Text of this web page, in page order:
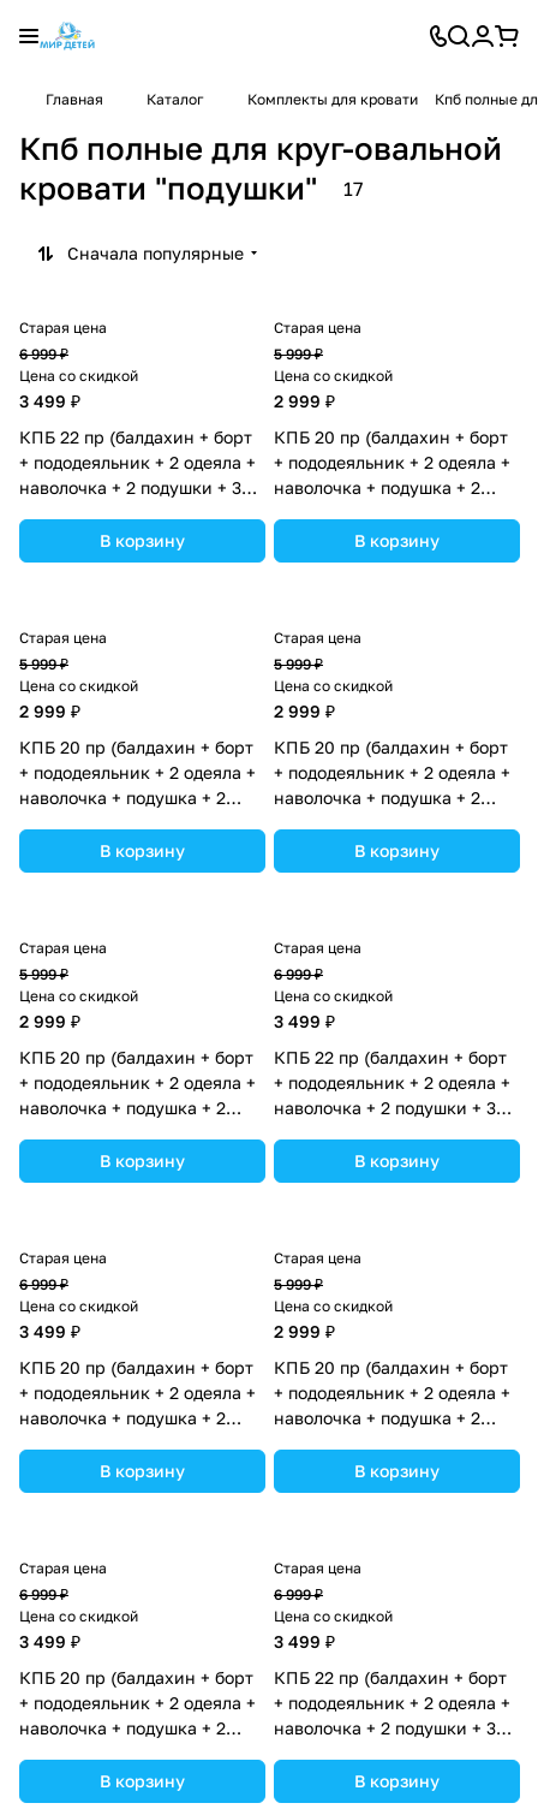
Главная Каталог Комплекты для кровати Кпб полные
Кпб полные для круг-овальной
кровати "подушки"
17
Сначала популярные
Старая цена
6 999 ₽
Цена со скидкой
3 499 ₽
КПБ 22 пр (балдахин + борт
+ пододеяльник + 2 одеяла +
наволочка + 2 подушки + 3
О-1_06) цвета в
ассортименте.
В корзину
Старая цена
5 999 ₽
Цена со скидкой
2 999 ₽
КПБ 20 пр (балдахин + борт
+ пододеяльник + 2 одеяла +
наволочка + подушка + 2
(№1149-О-1_03) цвета в
ассортименте.
В корзину
Старая цена
5 999 ₽
Цена со скидкой
2 999 ₽
КПБ 20 пр (балдахин + борт
+ пододеяльник + 2 одеяла +
наволочка + подушка + 2
(№1149-О-1) цвета в
ассортименте.
В корзину
Старая цена
5 999 ₽
Цена со скидкой
2 999 ₽
КПБ 20 пр (балдахин + борт
+ пододеяльник + 2 одеяла +
наволочка + подушка + 2
(№1149-О-1_05) цвета в
ассортименте.
В корзину
Старая цена
5 999 ₽
Цена со скидкой
2 999 ₽
КПБ 20 пр (балдахин + борт
+ пододеяльник + 2 одеяла +
наволочка + подушка + 2
(№1149-О-1_04) цвета в
ассортименте.
В корзину
Старая цена
6 999 ₽
Цена со скидкой
3 499 ₽
КПБ 22 пр (балдахин + борт
+ пододеяльник + 2 одеяла +
наволочка + 2 подушки + 3
О-1) цвета в ассортименте.
В корзину
Старая цена
6 999 ₽
Цена со скидкой
3 499 ₽
КПБ 20 пр (балдахин + борт
+ пододеяльник + 2 одеяла +
наволочка + подушка + 2
(№1152-О-1_03) цвета в
ассортименте.
В корзину
Старая цена
5 999 ₽
Цена со скидкой
2 999 ₽
КПБ 20 пр (балдахин + борт
+ пододеяльник + 2 одеяла +
наволочка + подушка + 2
(№1149-О-1_06) цвета в
ассортименте.
В корзину
Старая цена
6 999 ₽
Цена со скидкой
3 499 ₽
КПБ 20 пр (балдахин + борт
+ пододеяльник + 2 одеяла +
наволочка + подушка + 2
(№1152-О-1_02) цвета в
ассортименте.
В корзину
Старая цена
6 999 ₽
Цена со скидкой
3 499 ₽
КПБ 22 пр (балдахин + борт
+ пододеяльник + 2 одеяла +
наволочка + 2 подушки + 3
О-1_05) цвета в
ассортименте.
В корзину